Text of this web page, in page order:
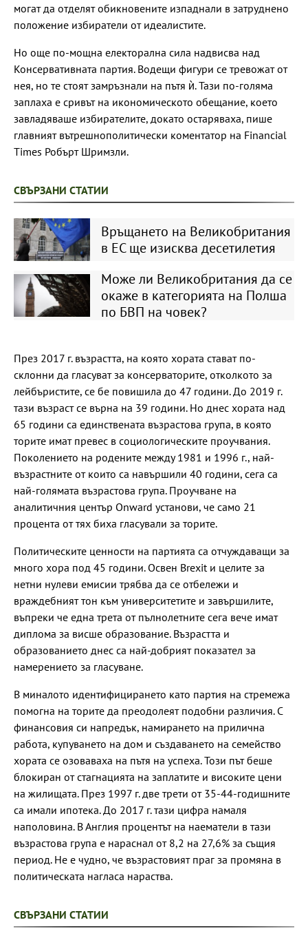
могат да отделят обикновените изпаднали в затруднено
положение избиратели от идеалистите.
Но още по-мощна електорална сила надвисва над
Консервативната партия. Водещи фигури се тревожат от
нея, но те стоят замръзнали на пътя ѝ. Тази по-голяма
заплаха е сривът на икономическото обещание, което
завладяваше избирателите, докато остаряваха, пише
главният вътрешнополитически коментатор на Financial
Times Робърт Шримзли.
СВЪРЗАНИ СТАТИИ
Връщането на Великобритания
в ЕС ще изисква десетилетия
Може ли Великобритания да се
окаже в категорията на Полша
по БВП на човек?
През 2017 г. възрастта, на която хората стават по-
склонни да гласуват за консерваторите, отколкото за
лейбъристите, се бе повишила до 47 години. До 2019 г.
тази възраст се върна на 39 години. Но днес хората над
65 години са единствената възрастова група, в която
торите имат превес в социологическите проучвания.
Поколението на родените между 1981 и 1996 г., най-
възрастните от които са навършили 40 години, сега са
най-голямата възрастова група. Проучване на
аналитичния център Onward установи, че само 21
процента от тях биха гласували за торите.
Политическите ценности на партията са отчуждаващи за
много хора под 45 години. Освен Brexit и целите за
нетни нулеви емисии трябва да се отбележи и
враждебният тон към университетите и завършилите,
въпреки че една трета от пълнолетните сега вече имат
диплома за висше образование. Възрастта и
образованието днес са най-добрият показател за
намерението за гласуване.
В миналото идентифицирането като партия на стремежа
помогна на торите да преодолеят подобни различия. С
финансовия си напредък, намирането на прилична
работа, купуването на дом и създаването на семейство
хората се озоваваха на пътя на успеха. Този път беше
блокиран от стагнацията на заплатите и високите цени
на жилищата. През 1997 г. две трети от 35-44-годишните
са имали ипотека. До 2017 г. тази цифра намаля
наполовина. В Англия процентът на наематели в тази
възрастова група е нараснал от 8,2 на 27,6% за същия
период. Не е чудно, че възрастовият праг за промяна в
политическата нагласа нараства.
СВЪРЗАНИ СТАТИИ